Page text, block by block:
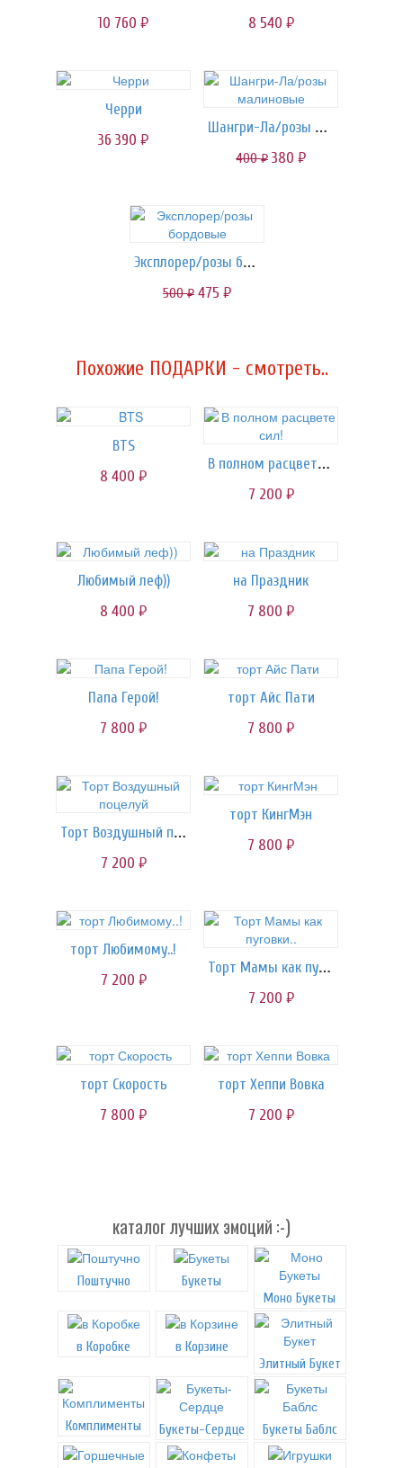
10 760 руб.
8 540 руб.
Черри
36 390 руб.
Шангри-Ла/розы малиновые
400руб. 380 руб.
Эксплорер/розы бордовые
500руб. 475 руб.
Похожие ПОДАРКИ - смотреть..
BTS
8 400 руб.
В полном расцвете сил!
7 200 руб.
Любимый леф))
8 400 руб.
на Праздник
7 800 руб.
Папа Герой!
7 800 руб.
торт Айс Пати
7 800 руб.
Торт Воздушный поцелуй
7 200 руб.
торт КингМэн
7 800 руб.
торт Любимому..!
7 200 руб.
Торт Мамы как пуговки..
7 200 руб.
торт Скорость
7 800 руб.
торт Хеппи Вовка
7 200 руб.
каталог лучших эмоций :-)
Поштучно
Букеты
Моно Букеты
в Коробке
в Корзине
Элитный Букет
Комплименты Букеты-Сердце Букеты Баблс